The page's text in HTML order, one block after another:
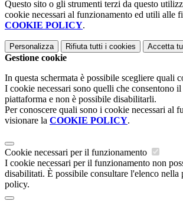
Questo sito o gli strumenti terzi da questo
cookie necessari al funzionamento ed utili alle
COOKIE POLICY.
Personalizza Rifiuta tutti i cookies Accetta
Gestione cookie
In questa schermata è possibile scegliere quali
I cookie necessari sono quelli che consentono
piattaforma e non è possibile disabilitarli.
Per conoscere quali sono i cookie necessari al
visionare la COOKIE POLICY.
Cookie necessari per il funzionamento
I cookie necessari per il funzionamento non
disabilitati. È possibile consultare l'elenco nella
policy.